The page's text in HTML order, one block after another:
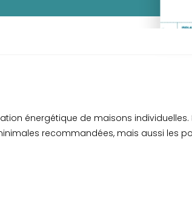
énergétique de maisons
recommandées, mais aussi les